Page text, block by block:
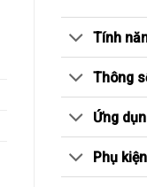
Tính
Thông
Ứng
Phụ